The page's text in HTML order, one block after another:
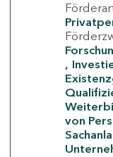
von